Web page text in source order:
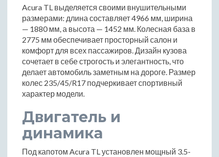
Acura TL выделяется своими внушительными
размерами: длина составляет 4966 мм, ширина
— 1880 мм, а высота — 1452 мм. Колесная база в
2775 мм обеспечивает просторный салон и
комфорт для всех пассажиров. Дизайн кузова
сочетает в себе строгость и элегантность, что
делает автомобиль заметным на дороге. Размер
колес 235/45/R17 подчеркивает спортивный
характер модели.
Двигатель и
динамика
Под капотом Acura TL установлен мощный 3.5-